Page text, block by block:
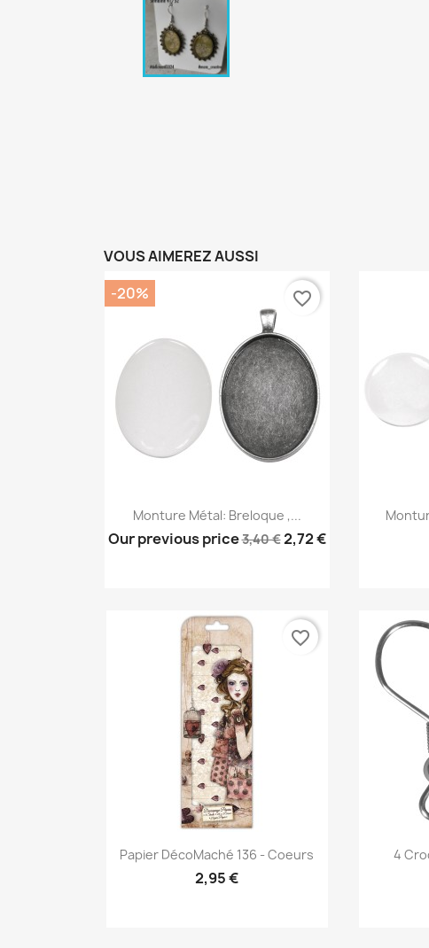
VOUS AIMEREZ AUSSI
Aperçu rapide
Monture Métal: Breloque ,...
Our previous price3,40 €2,72 €
-20% favorite_border

Aperçu rapide
Papier DécoMaché 136 - Coeurs
2,95 €
favorite_border

4